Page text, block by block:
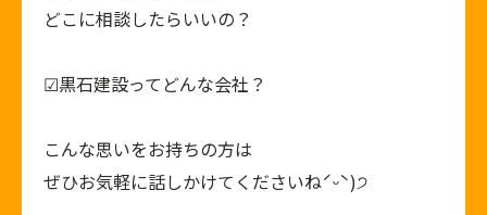
どこに相談したらいいの？
︎︎︎︎︎︎☑︎黒石建設ってどんな会社？
こんな思いをお持ちの方は
ぜひお気軽に話しかけてくださいねˊᵕˋ)੭